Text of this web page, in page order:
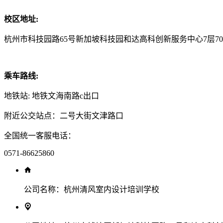
校区地址:
杭州市科技园路65号新加坡科技园和达高科创新服务中心7层
乘车路线:
地铁站: 地铁文海南路c出口
附近公交站点：二号大街文津路口
全国统一客服电话：
0571-86625860
公司名称： 杭州清风室内设计培训学校